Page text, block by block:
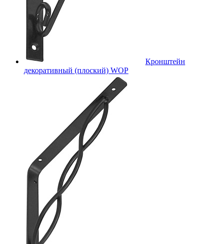
Кронштейн
декоративный (плоский) WOP